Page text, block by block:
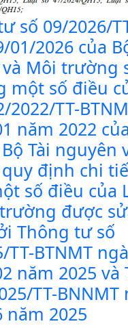
số 09/2026/
01/2026 của
Môi trường
một số điều
2022/TT-
năm 2022
Tài nguyên
định chi
số điều của
được
Thông tư số
TT-BTNMT
năm 2025
TT-BNNMT
năm 2025